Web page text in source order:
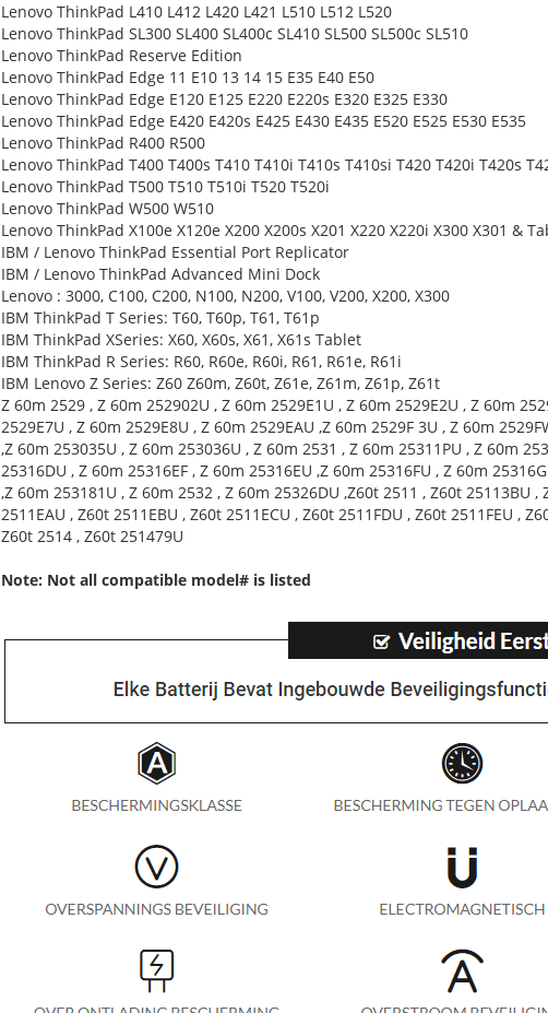
Lenovo ThinkPad L410 L412 L420 L421 L510 L512 L520
Lenovo ThinkPad SL300 SL400 SL400c SL410 SL500 SL500c SL510
Lenovo ThinkPad Reserve Edition
Lenovo ThinkPad Edge 11 E10 13 14 15 E35 E40 E50
Lenovo ThinkPad Edge E120 E125 E220 E220s E320 E325 E330
Lenovo ThinkPad Edge E420 E420s E425 E430 E435 E520 E525 E530 E535
Lenovo ThinkPad R400 R500
Lenovo ThinkPad T400 T400s T410 T410i T410s T410si T420 T420i T420s
Lenovo ThinkPad T500 T510 T510i T520 T520i
Lenovo ThinkPad W500 W510
Lenovo ThinkPad X100e X120e X200 X200s X201 X220 X220i X300 X301 &
IBM / Lenovo ThinkPad Essential Port Replicator
IBM / Lenovo ThinkPad Advanced Mini Dock
Lenovo : 3000, C100, C200, N100, N200, V100, V200, X200, X300
IBM ThinkPad T Series: T60, T60p, T61, T61p
IBM ThinkPad XSeries: X60, X60s, X61, X61s Tablet
IBM ThinkPad R Series: R60, R60e, R60i, R61, R61e, R61i
IBM Lenovo Z Series: Z60 Z60m, Z60t, Z61e, Z61m, Z61p, Z61t
Z 60m 2529 , Z 60m 252902U , Z 60m 2529E1U , Z 60m 2529E2U , Z 60m
2529E7U , Z 60m 2529E8U , Z 60m 2529EAU ,Z 60m 2529F 3U , Z 60m
,Z 60m 253035U , Z 60m 253036U , Z 60m 2531 , Z 60m 25311PU , Z 60m
25316DU , Z 60m 25316EF , Z 60m 25316EU ,Z 60m 25316FU , Z 60m
,Z 60m 253181U , Z 60m 2532 , Z 60m 25326DU ,Z60t 2511 , Z60t 25113BU
2511EAU , Z60t 2511EBU , Z60t 2511ECU , Z60t 2511FDU , Z60t 2511FEU ,
Z60t 2514 , Z60t 251479U
Note: Not all compatible model# is listed